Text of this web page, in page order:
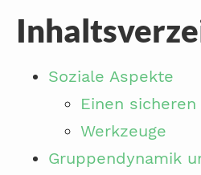
Soziale Aspekte
Einen
Werkzeuge
Gruppendynamik